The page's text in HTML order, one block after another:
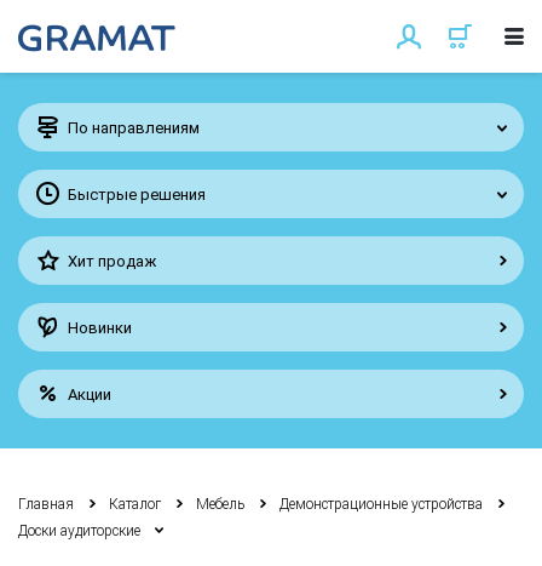
По направлениям
Быстрые решения
Хит продаж
Новинки
Акции
Главная Каталог Мебель
Демонстрационные устройства
Доски аудиторские